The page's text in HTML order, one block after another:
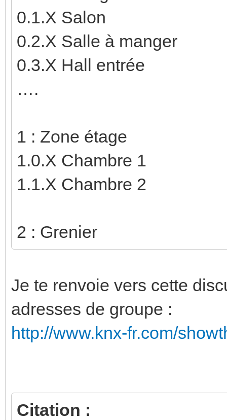
0.1.X Salon
0.2.X Salle à manger
0.3.X Hall entrée
….
1 : Zone étage
1.0.X Chambre 1
1.1.X Chambre 2
2 : Grenier
Je te renvoie vers cette
adresses de groupe :
http://www.knx-fr.com/
Citation :